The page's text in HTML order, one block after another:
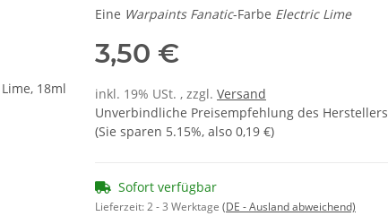
Eine Warpaints Fanatic-Farbe Electric Lime
3,50 €
inkl. 19% USt. , zzgl. Versand
Unverbindliche Preisempfehlung des Herstellers
(Sie sparen 5.15%, also 0,19 €)
Sofort verfügbar
Lieferzeit:2 - 3 Werktage (DE - Ausland abweichend)